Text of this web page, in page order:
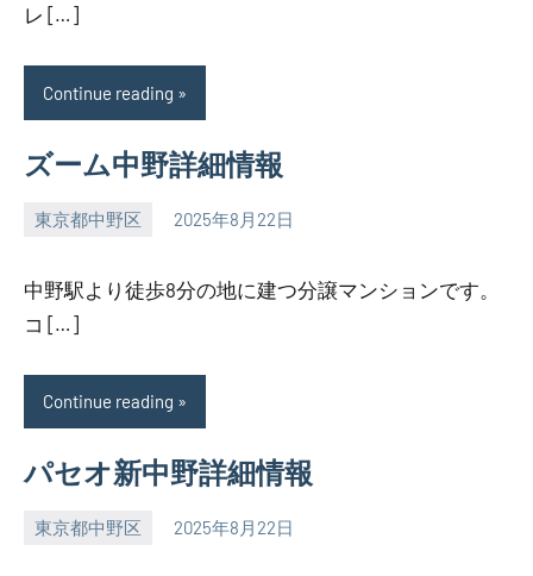
レ […]
Continue reading
ズーム中野詳細情報
東京都中野区 2025年8月22日
SEZIMO
中野駅より徒歩8分の地に建つ分譲マンションです。
コ […]
Continue reading
パセオ新中野詳細情報
東京都中野区 2025年8月22日
SEZIMO